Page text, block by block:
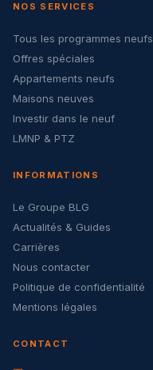
NOS SERVICES
Tous les programmes neufs
Offres spéciales
Appartements neufs
Maisons neuves
Investir dans le neuf
LMNP & PTZ
INFORMATIONS
Le Groupe BLG
Actualités & Guides
Carrières
Nous contacter
Politique de confidentialité
Mentions légales
CONTACT